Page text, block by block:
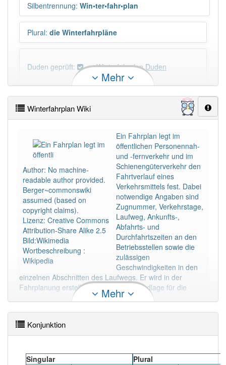
Silbentrennung: Win•ter•fahr•plan
Plural: die Winterfahrpläne
Duden geprüft: Winterfahrplan Duden
PowerIndex:5
Häufigkeit: 4 von 10
Wörter mit Endung -winterfahrplan: 1
Wörter mit Endung -winterfahrplanaber mit einem
anderen Artikelder
94% unserer Spielapp-Nutzer haben den Artikel
korrekt erraten.
Mehr
Winterfahrplan Wiki
Author: No machine-
readable author provided.
Berger~commonswiki
assumed (based on
copyright claims).
Lizenz: Creative Commons
Attribution-Share Alike 2.5
Bild:Wikimedia
Wortbeschreibung :
Wikipedia
Ein Fahrplan legt im
öffentlichen Personennah-
und -fernverkehr und im
Schienengüterverkehr den
Fahrtverlauf eines
Verkehrsmittels fest. Dabei
notwendige Angaben sind
Zugnummer, Verkehrstage,
Laufweg, Ankunfts-,
Abfahrts- und
Durchfahrtszeiten an den
Betriebsstellen sowie die
zulässigen
Geschwindigkeiten in den
einzelnen Abschnitten des Laufwegs. Er wird in der
Fahrplanung erstellt und bietet die Grundlage für die
Umlaufplanung. Mehr lesen
Mehr
Konjunktion
Singular Plural